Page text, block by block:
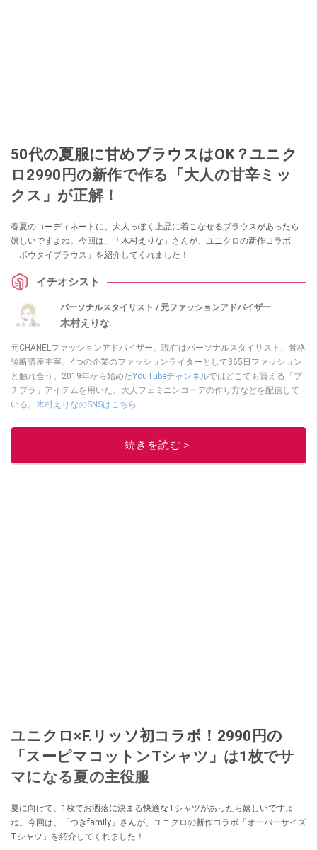
50代の夏服に甘めブラウスはOK？ユニク
ロ2990円の新作で作る「大人の甘辛ミッ
クス」が正解！
春夏のコーディネートに、大人っぽく上品に着こなせるブラウスがあったら
嬉しいですよね。今回は、「木村えりな」さんが、ユニクロの新作コラボ
「ボウタイブラウス」を紹介してくれました！
イチオシスト
パーソナルスタイリスト / 元ファッションアドバイザー
木村えりな
元CHANELファッションアドバイザー。現在はパーソナルスタイリスト、骨格
診断講座主宰、4つの企業のファッションライターとして365日ファッション
と触れ合う。2019年から始めたYouTubeチャンネルではどこでも買える「プ
チプラ」アイテムを用いた、大人フェミニンコーデの作り方などを配信して
いる。 木村えりなのSNSはこちら
このイチオシストの他の記事を読む
続きを読む＞
ユニクロ×F.リッソ初コラボ！2990円の
「スーピマコットンTシャツ」は1枚でサ
マになる夏の主役服
夏に向けて、1枚でお洒落に決まる快適なTシャツがあったら嬉しいですよ
ね。今回は、「つきfamily」さんが、ユニクロの新作コラボ「オーバーサイズ
Tシャツ」を紹介してくれました！